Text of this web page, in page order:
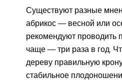
Существуют разные
абрикос — весной или
рекомендуют проводить
чаще — три раза в год.
дереву правильную
стабильное